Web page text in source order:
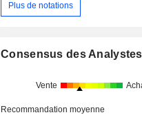
Plus de notations
Consensus des Analystes
Vente
Recommandation moyenne